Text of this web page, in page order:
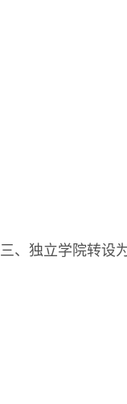
三、独立学院转设